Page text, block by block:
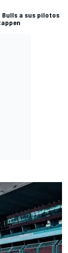
Bulls a sus pilotos